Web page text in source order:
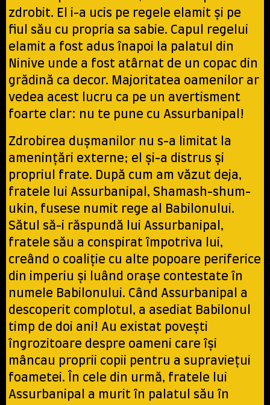
zdrobit. El i-a ucis pe regele elamit și pe
fiul său cu propria sa sabie. Capul regelui
elamit a fost adus înapoi la palatul din
Ninive unde a fost atârnat de un copac din
grădină ca decor. Majoritatea oamenilor ar
vedea acest lucru ca pe un avertisment
foarte clar: nu te pune cu Assurbanipal!
Zdrobirea dușmanilor nu s-a limitat la
amenințări externe; el și-a distrus și
propriul frate. După cum am văzut deja,
fratele lui Assurbanipal, Shamash-shum-
ukin, fusese numit rege al Babilonului.
Sătul să-i răspundă lui Assurbanipal,
fratele său a conspirat împotriva lui,
creând o coaliție cu alte popoare periferice
din imperiu și luând orașe contestate în
numele Babilonului. Când Assurbanipal a
descoperit complotul, a asediat Babilonul
timp de doi ani! Au existat povești
îngrozitoare despre oameni care își
mâncau proprii copii pentru a supraviețui
foametei. În cele din urmă, fratele lui
Assurbanipal a murit în palatul său în